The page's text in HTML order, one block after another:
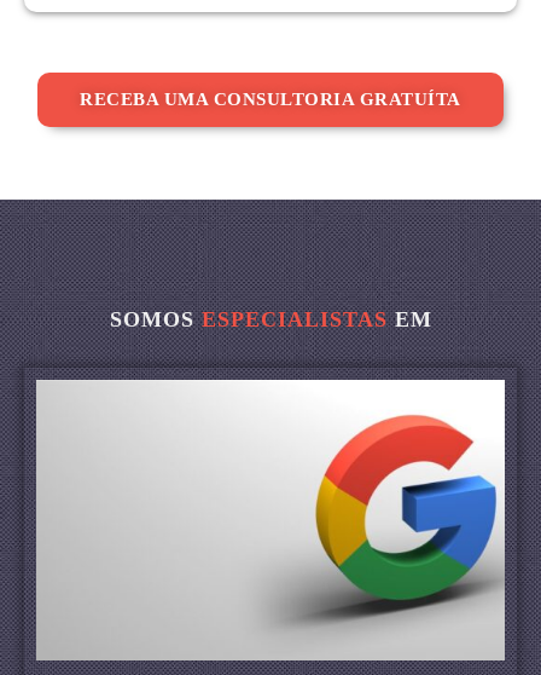
RECEBA UMA CONSULTORIA GRATUÍTA
SOMOSESPECIALISTASEM